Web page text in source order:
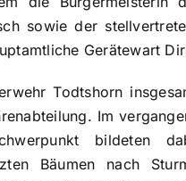
sowie der
Gerätewart
Todtshorn
Im
bildeten
Bäumen nach